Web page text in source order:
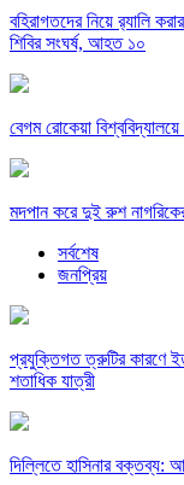
বহিরাগতদের নিয়ে র‍্যালি
শিবির সংঘর্ষ, আহত ১০
বেগম রোকেয়া
মদপান করে দুই রুশ
সর্বশেষ
জনপ্রিয়
প্রযুক্তিগত ত্রুটির কারণে
শতাধিক যাত্রী
দিল্লিতে হাসিনার